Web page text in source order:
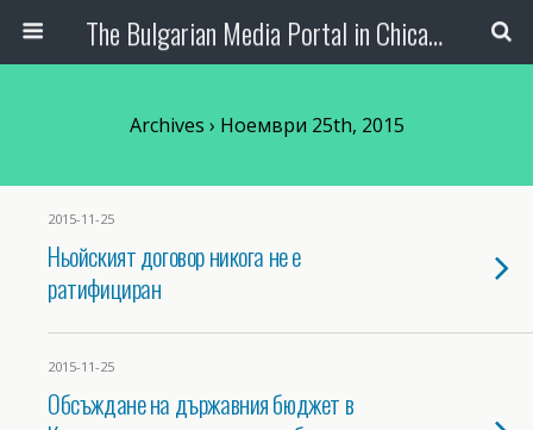
The Bulgarian Media Portal in Chicago
Archives › Ноември 25th, 2015
2015-11-25
Ньойският договор никога не е
ратифициран
2015-11-25
Обсъждане на държавния бюджет в